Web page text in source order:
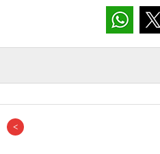
الخليفة أمام الانضمام
الوطنية للصحافة بتحويل بدل
نقابة الصحفيين.